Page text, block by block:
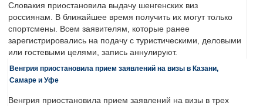
Словакия приостановила выдачу шенгенских виз
россиянам. В ближайшее время получить их могут только
спортсмены. Всем заявителям, которые ранее
зарегистрировались на подачу с туристическими, деловыми
или гостевыми целями, запись аннулируют.
Венгрия приостановила прием заявлений на визы в Казани,
Самаре и Уфе
Венгрия приостановила прием заявлений на визы в трех